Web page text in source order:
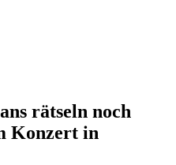
rätseln noch
Konzert in